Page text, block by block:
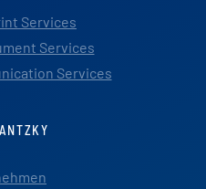
Services
Services
Services